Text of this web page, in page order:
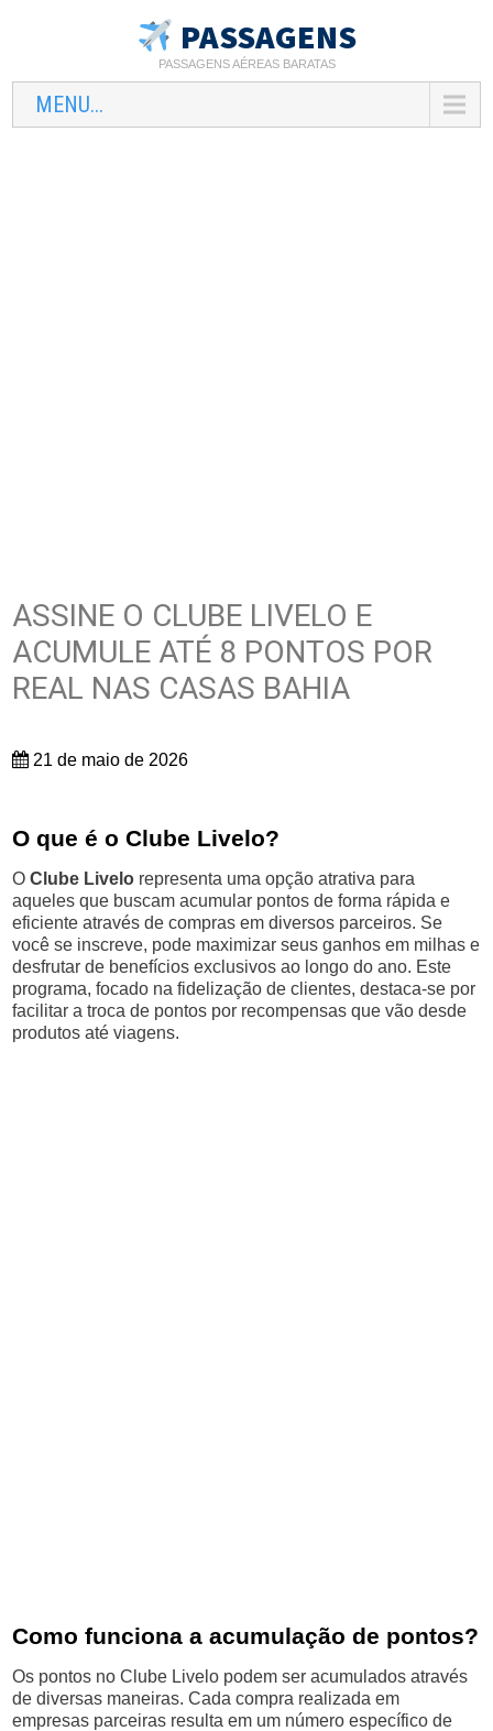
PASSAGENS
PASSAGENS AÉREAS BARATAS
MENU...
ASSINE O CLUBE LIVELO E
ACUMULE ATÉ 8 PONTOS POR
REAL NAS CASAS BAHIA
21 de maio de 2026
O que é o Clube Livelo?
OClube Livelo representa uma opção atrativa para
aqueles que buscam acumular pontos de forma rápida e
eficiente através de compras em diversos parceiros. Se
você se inscreve, pode maximizar seus ganhos em milhas e
desfrutar de benefícios exclusivos ao longo do ano. Este
programa, focado na fidelização de clientes, destaca-se por
facilitar a troca de pontos por recompensas que vão desde
produtos até viagens.
Como funciona a acumulação de pontos?
Os pontos no Clube Livelo podem ser acumulados através
de diversas maneiras. Cada compra realizada em
empresas parceiras resulta em um número específico de